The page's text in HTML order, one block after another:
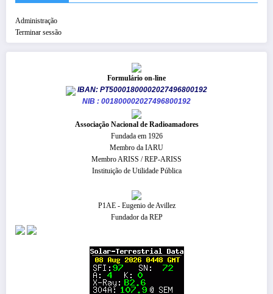
Administração
Terminar sessão
Formulário on-line
IBAN: PT50001800002027496800192
NIB : 001800002027496800192
​Associação Nacional de Radioamadores
Fundada em 1926
Membro da IARU
Membro ARISS / REP-ARISS
Instituição de Utilidade Pública
P1AE - Eugenio de Avillez
Fundador da REP